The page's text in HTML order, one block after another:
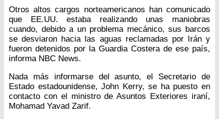
Otros altos cargos norteamericanos han comunicado
que EE.UU. estaba realizando unas maniobras
cuando, debido a un problema mecánico, sus barcos
se desviaron hacia las aguas reclamadas por Irán y
fueron detenidos por la Guardia Costera de ese país,
informa NBC News.
Nada más informarse del asunto, el Secretario de
Estado estadounidense, John Kerry, se ha puesto en
contacto con el ministro de Asuntos Exteriores iraní,
Mohamad Yavad Zarif.